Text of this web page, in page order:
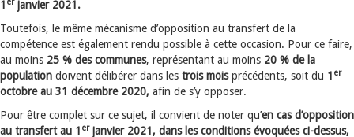
1
janvier 2021.
Toutefois, le même mécanisme d’opposition au transfert de la
compétence est également rendu possible à cette occasion. Pour ce faire,
au moins 25 % des communes, représentant au moins 20 % de la
population doivent délibérer dans les trois moisprécédents, soit du 1 er
octobre au 31 décembre 2020, afin de s’y opposer.
Pour être complet sur ce sujet, il convient de noter qu’en cas d’opposition
au transfert au 1 erjanvier 2021, dans les conditions évoquées ci-dessus,